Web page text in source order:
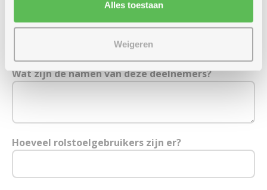
Alles toestaan
Weigeren
Hoeveel extra personen breng je mee?*
Wat zijn de namen van deze deelnemers?
Hoeveel rolstoelgebruikers zijn er?